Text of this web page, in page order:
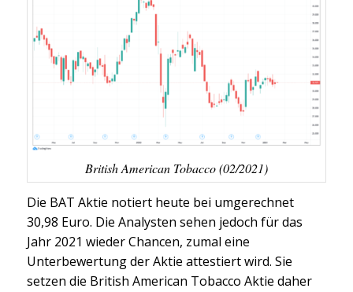
British American Tobacco (02/2021)
Die BAT Aktie notiert heute bei umgerechnet
30,98 Euro. Die Analysten sehen jedoch für das
Jahr 2021 wieder Chancen, zumal eine
Unterbewertung der Aktie attestiert wird. Sie
setzen die British American Tobacco Aktie daher